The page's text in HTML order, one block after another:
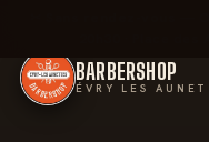
—
20h30 · Place
BARBERSHOP
ÉVRY LES